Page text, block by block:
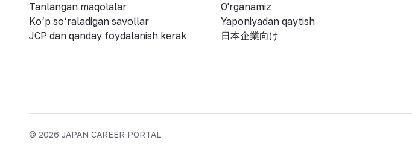
Tanlangan maqolalar
Ko‘p so‘raladigan savollar
JCP dan qanday foydalanish kerak
O'rganamiz
Yaponiyadan qaytish
日本企業向け
© 2026 JAPAN CAREER PORTAL